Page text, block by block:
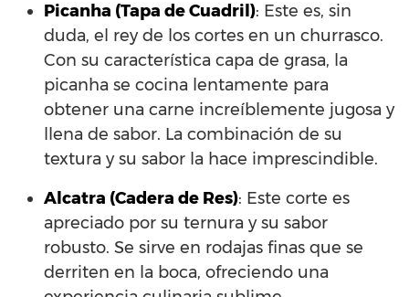
Picanha (Tapa de Cuadril): Este es, sin
duda, el rey de los cortes en un churrasco.
Con su característica capa de grasa, la
picanha se cocina lentamente para
obtener una carne increíblemente jugosa y
llena de sabor. La combinación de su
textura y su sabor la hace imprescindible.
Alcatra (Cadera de Res): Este corte es
apreciado por su ternura y su sabor
robusto. Se sirve en rodajas finas que se
derriten en la boca, ofreciendo una